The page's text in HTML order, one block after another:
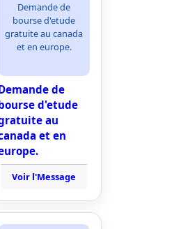
Demande de
bourse d'etude
gratuite au canada
et en europe.
de
d'etude
au
et en
Voir l'Message